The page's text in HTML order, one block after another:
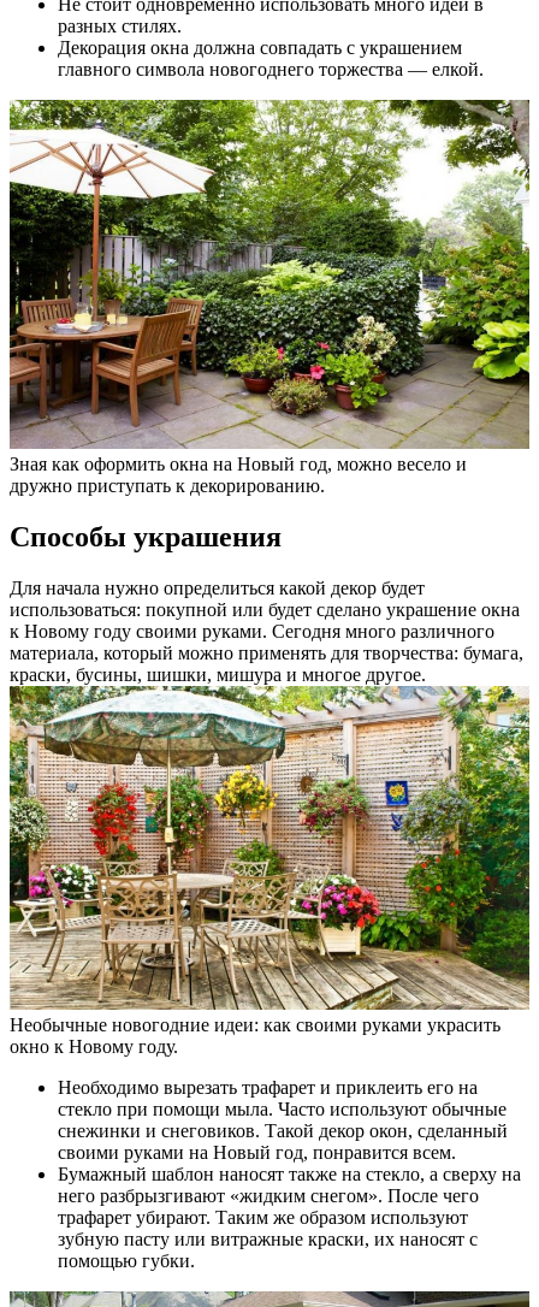
разных стилях.
Декорация окна должна совпадать с украшением
главного символа новогоднего торжества — елкой.
Зная как оформить окна на Новый год, можно весело и
дружно приступать к декорированию.
Способы украшения
Для начала нужно определиться какой декор будет
использоваться: покупной или будет сделано украшение окна
к Новому году своими руками. Сегодня много различного
материала, который можно применять для творчества: бумага,
краски, бусины, шишки, мишура и многое другое.
Необычные новогодние идеи: как своими руками украсить
окно к Новому году.
Необходимо вырезать трафарет и приклеить его на
стекло при помощи мыла. Часто используют обычные
снежинки и снеговиков. Такой декор окон, сделанный
своими руками на Новый год, понравится всем.
Бумажный шаблон наносят также на стекло, а сверху на
него разбрызгивают «жидким снегом». После чего
трафарет убирают. Таким же образом используют
зубную пасту или витражные краски, их наносят с
помощью губки.